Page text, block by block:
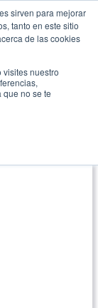
sirven para mejorar
tanto en este sitio
de las cookies
nuestro
no se te
a $100.000.